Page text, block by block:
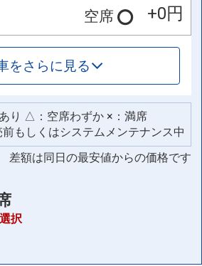
空席
+0円
をさらに見る
り △：空席わずか ×：満席
前もしくはシステムメンテナンス中
差額は同日の最安値からの価格です
択